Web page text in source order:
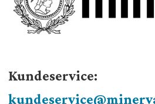
Kundeservice: